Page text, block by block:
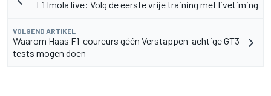
F1 Imola live: Volg de eerste vrije training met livetiming
VOLGEND ARTIKEL
Waarom Haas F1-coureurs géén Verstappen-achtige GT3-
tests mogen doen